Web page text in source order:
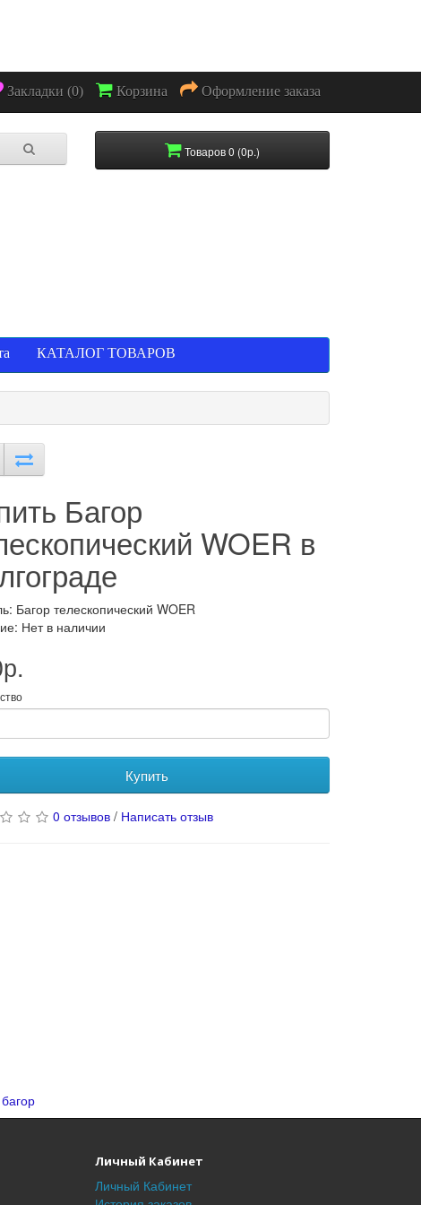
Закладки (0) Корзина Оформление заказа
Товаров 0 (0р.)
КАТАЛОГ ТОВАРОВ
Багор
WOER в
Багор телескопический WOER
Нет в наличии
Купить
0 отзывов / Написать отзыв
Личный Кабинет
Личный Кабинет